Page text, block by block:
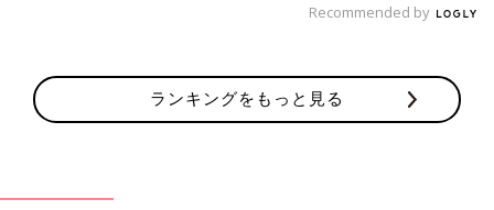
Recommended by
ランキングをもっと見る